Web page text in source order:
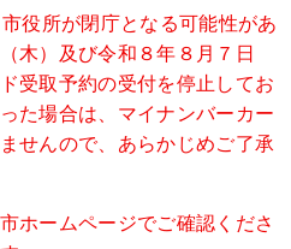
役所が閉庁となる可能性があ
木）及び令和８年８月７日
受取予約の受付を停止してお
た場合は、マイナンバーカー
せんので、あらかじめご了承
ホームページでご確認くださ